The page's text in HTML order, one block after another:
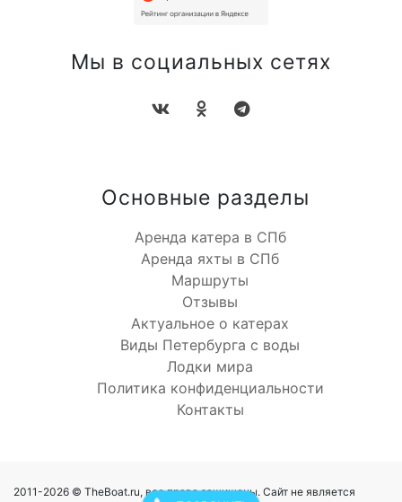
Мы в социальных сетях
Основные разделы
Аренда катера в СПб
Аренда яхты в СПб
Маршруты
Отзывы
Актуальное о катерах
Виды Петербурга с воды
Лодки мира
Политика конфиденциальности
Контакты
2011-2026 © TheBoat.ru, все права защищены. Сайт не является